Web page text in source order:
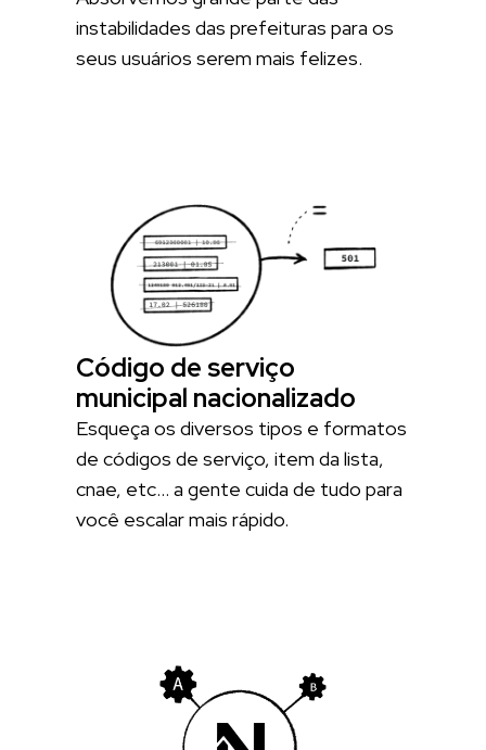
instabilidades das prefeituras para os
seus usuários serem mais felizes.
Código de serviço
municipal nacionalizado
Esqueça os diversos tipos e formatos
de códigos de serviço, item da lista,
cnae, etc… a gente cuida de tudo para
você escalar mais rápido.